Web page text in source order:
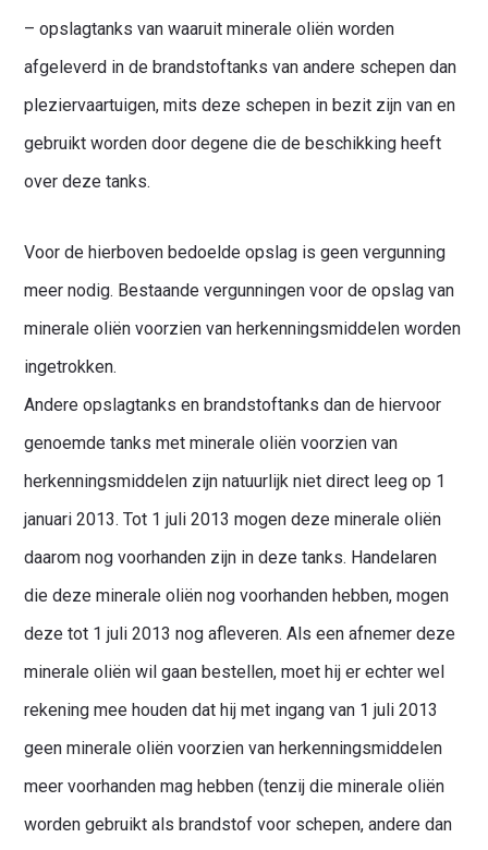
– opslagtanks van waaruit minerale oliën worden
afgeleverd in de brandstoftanks van andere schepen dan
pleziervaartuigen, mits deze schepen in bezit zijn van en
gebruikt worden door degene die de beschikking heeft
over deze tanks.
Voor de hierboven bedoelde opslag is geen vergunning
meer nodig. Bestaande vergunningen voor de opslag van
minerale oliën voorzien van herkenningsmiddelen worden
ingetrokken.
Andere opslagtanks en brandstoftanks dan de hiervoor
genoemde tanks met minerale oliën voorzien van
herkenningsmiddelen zijn natuurlijk niet direct leeg op 1
januari 2013. Tot 1 juli 2013 mogen deze minerale oliën
daarom nog voorhanden zijn in deze tanks. Handelaren
die deze minerale oliën nog voorhanden hebben, mogen
deze tot 1 juli 2013 nog afleveren. Als een afnemer deze
minerale oliën wil gaan bestellen, moet hij er echter wel
rekening mee houden dat hij met ingang van 1 juli 2013
geen minerale oliën voorzien van herkenningsmiddelen
meer voorhanden mag hebben (tenzij die minerale oliën
worden gebruikt als brandstof voor schepen, andere dan